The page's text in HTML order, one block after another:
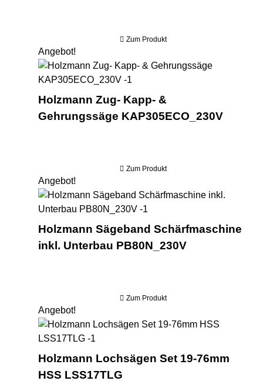
Zum Produkt
Angebot!
Holzmann Zug- Kapp- &
Gehrungssäge KAP305ECO_230V
Zum Produkt
Angebot!
Holzmann Sägeband Schärfmaschine
inkl. Unterbau PB80N_230V
Zum Produkt
Angebot!
Holzmann Lochsägen Set 19-76mm
HSS LSS17TLG